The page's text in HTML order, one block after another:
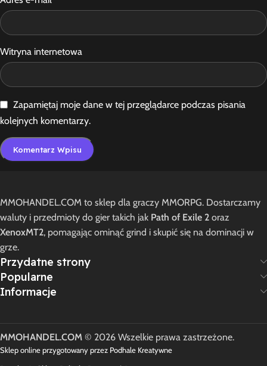
Witryna internetowa
Zapamiętaj moje dane w tej przeglądarce podczas pisania
kolejnych komentarzy.
MMOHANDEL.COM to sklep dla graczy MMORPG. Dostarczamy
waluty i przedmioty do gier takich jak Path of Exile 2 oraz
XenoxMT2, pomagając ominąć grind i skupić się na dominacji w
grze.
Przydatne strony
Popularne
Informacje
MMOHANDEL.COM © 2026 Wszelkie prawa zastrzeżone.
Sklep online przygotowany przez Podhale Kreatywne